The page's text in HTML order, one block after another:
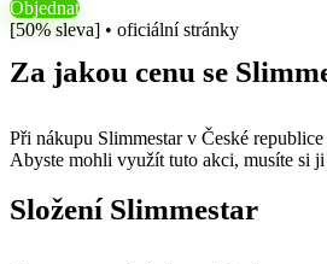
Objednat
[50% sleva] • oficiální stránky
Za jakou cenu se
Při nákupu Slimmestarv České republice
Abyste mohli využít tuto akci, musíte si
Složení Slimmestar